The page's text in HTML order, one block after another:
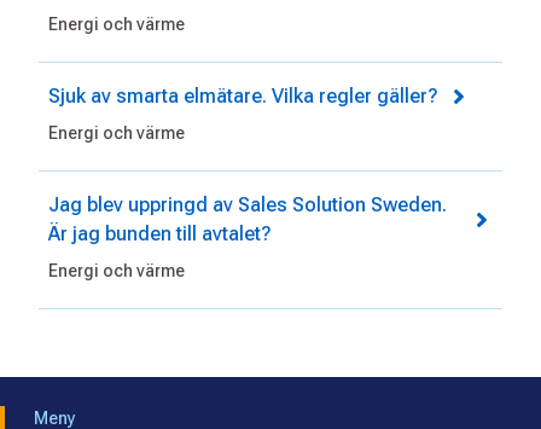
Energi och värme
Sjuk av smarta elmätare. Vilka regler gäller?
Energi och värme
Jag blev uppringd av Sales Solution Sweden.
Är jag bunden till avtalet?
Energi och värme
Meny